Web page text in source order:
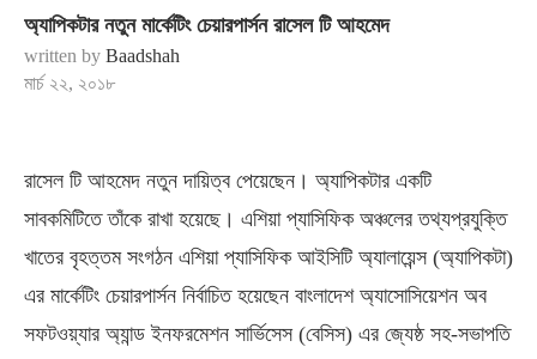
অ্যাপিকটার নতুন মার্কেটিং চেয়ারপার্সন রাসেল টি আহমেদ
written by Baadshah
মার্চ ২২, ২০১৮
রাসেল টি আহমেদ নতুন দায়িত্ব পেয়েছেন। অ্যাপিকটার একটি
সাবকমিটিতে তাঁকে রাখা হয়েছে। এশিয়া প্যাসিফিক অঞ্চলের তথ্যপ্রযুক্তি
খাতের বৃহত্তম সংগঠন এশিয়া প্যাসিফিক আইসিটি অ্যালায়েন্স (অ্যাপিকটা)
এর মার্কেটিং চেয়ারপার্সন নির্বাচিত হয়েছেন বাংলাদেশ অ্যাসোসিয়েশন অব
সফটওয়্যার অ্যান্ড ইনফরমেশন সার্ভিসেস (বেসিস) এর জ্যেষ্ঠ সহ-সভাপতি